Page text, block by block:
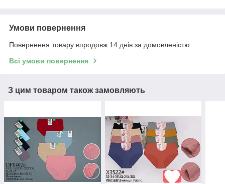
Умови повернення
Повернення товару впродовж 14 днів за домовленістю
Всі умови повернення
З цим товаром також замовляють